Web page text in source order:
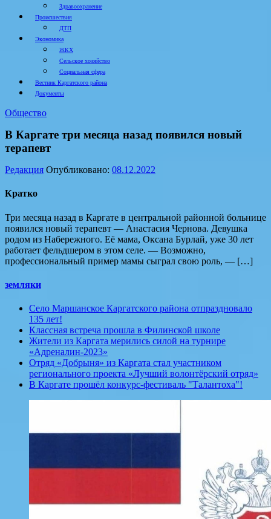
Здравоохранение
Происшествия
ДТП
Экономика
ЖКХ
Сельское хозяйство
Социальная сфера
Вестник Каргатского района
Документы
Общество
В Каргате три месяца назад появился новый
терапевт
Редакция Опубликовано: 08.12.2022
Кратко
Три месяца назад в Каргате в центральной районной больнице
появился новый терапевт — Анастасия Чернова. Девушка
родом из Набережного. Её мама, Оксана Бурлай, уже 30 лет
работает фельдшером в этом селе. — Возможно,
профессиональный пример мамы сыграл свою роль, — […]
земляки
Село Маршанское Каргатского района отпраздновало
135 лет!
Классная встреча прошла в Филинской школе
Жители из Каргата мерились силой на турнире
«Адреналин-2023»
Отряд «Добрыня» из Каргата стал участником
регионального проекта «Лучший волонтёрский отряд»
В Каргате прошёл конкурс-фестиваль "Талантоха"!